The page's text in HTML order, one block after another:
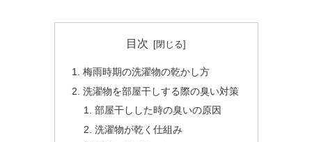
目次
梅雨時期の洗濯物の乾かし方
洗濯物を部屋干しする際の臭い対策
部屋干しした時の臭いの原因
洗濯物が乾く仕組み